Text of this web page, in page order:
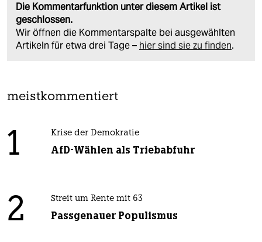
Die Kommentarfunktion unter diesem Artikel ist
geschlossen.
Wir öffnen die Kommentarspalte bei ausgewählten
Artikeln für etwa drei Tage – hier sind sie zu finden.
meistkommentiert
1 Krise der Demokratie
AfD-Wählen als Triebabfuhr
2 Streit um Rente mit 63
Passgenauer Populismus